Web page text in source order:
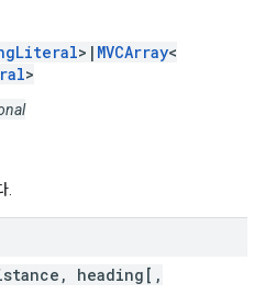
>| MVCArray<
>
.
heading[,